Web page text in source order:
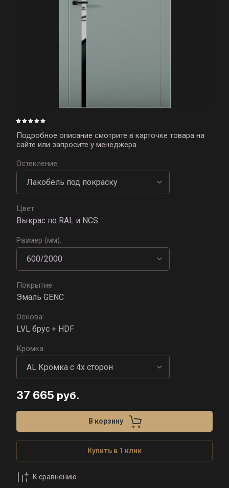
Подробное описание смотрите в карточке товара на
сайте или запросите у менеджера
Остекление
Цвет
Выкрас по RAL и NCS
Размер (мм):
Покрытие:
Эмаль GENC
Основа:
LVL брус + HDF
Кромка:
37 665 руб.
В корзину
Купить в 1 клик
К сравнению